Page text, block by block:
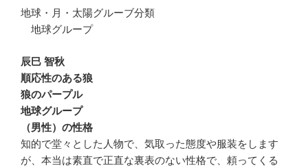
地球・月・太陽グルーブ分類
地球グループ
辰巳 智秋
順応性のある狼
狼のパープル
地球グループ
（男性）の性格
知的で堂々とした人物で、気取った態度や服装をします
が、本当は素直で正直な裏表のない性格で、頼ってくる